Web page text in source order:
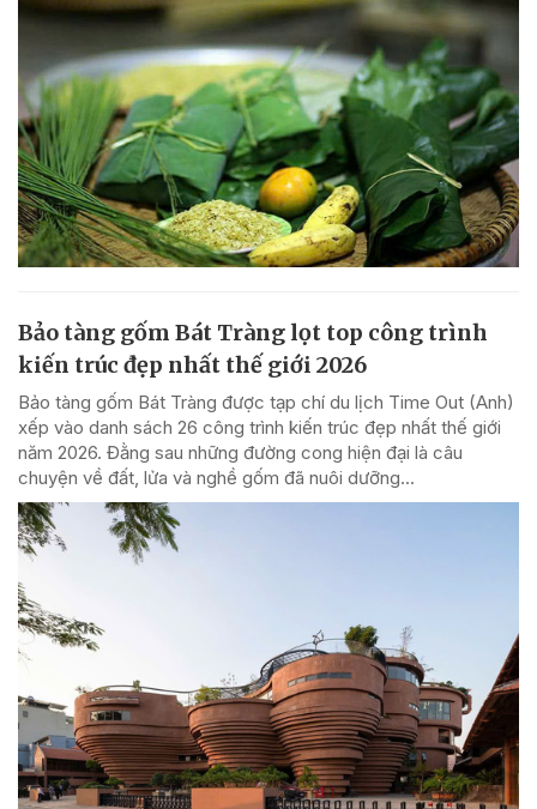
Bảo tàng gốm Bát Tràng lọt top công trình
kiến trúc đẹp nhất thế giới 2026
Bảo tàng gốm Bát Tràng được tạp chí du lịch Time Out (Anh)
xếp vào danh sách 26 công trình kiến trúc đẹp nhất thế giới
năm 2026. Đằng sau những đường cong hiện đại là câu
chuyện về đất, lửa và nghề gốm đã nuôi dưỡng...